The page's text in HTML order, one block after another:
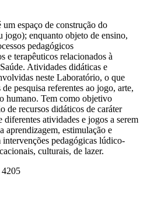
espaço de construção do
jogo); enquanto objeto de ensino,
pedagógicos
e terapêuticos relacionados à
Atividades didáticas e
neste Laboratório, o que
pesquisa referentes ao jogo, arte,
humano. Tem como objetivo
de recursos didáticos de caráter
atividades e jogos a serem
aprendizagem, estimulação e
pedagógicas lúdico-
culturais, de lazer.